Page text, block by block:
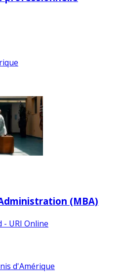
(MBA)
- URI Online
d'Amérique